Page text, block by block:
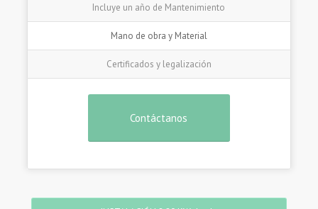
Incluye un año de Mantenimiento
Mano de obra y Material
Certificados y legalización
Contáctanos